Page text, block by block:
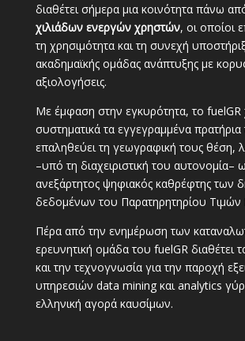
διαθέτει σήμερα μια κοινότητα πάνω
χιλιάδων ενεργών χρηστών, οι οποίοι
τη χρησιμότητα και τη συνεχή
ακαδημαϊκής ομάδας ανάπτυξης με
αξιολογήσεις.
Με έμφαση στην εγκυρότητα, το fuelGR
συστηματικά τα εγγεγραμμένα πρατήρια
επαληθεύει τη γεωγραφική τους θέση,
–υπό τη διαχειριστική του αυτονομία–
ανεξάρτητος ψηφιακός καθρέφτης των
δεδομένων του Παρατηρητηρίου Τιμών
Πέρα από την ενημέρωση των
ερευνητική ομάδα του fuelGR διαθέτει
και την τεχνογνωσία για την παροχή
υπηρεσιών data mining και analytics
ελληνική αγορά καυσίμων.